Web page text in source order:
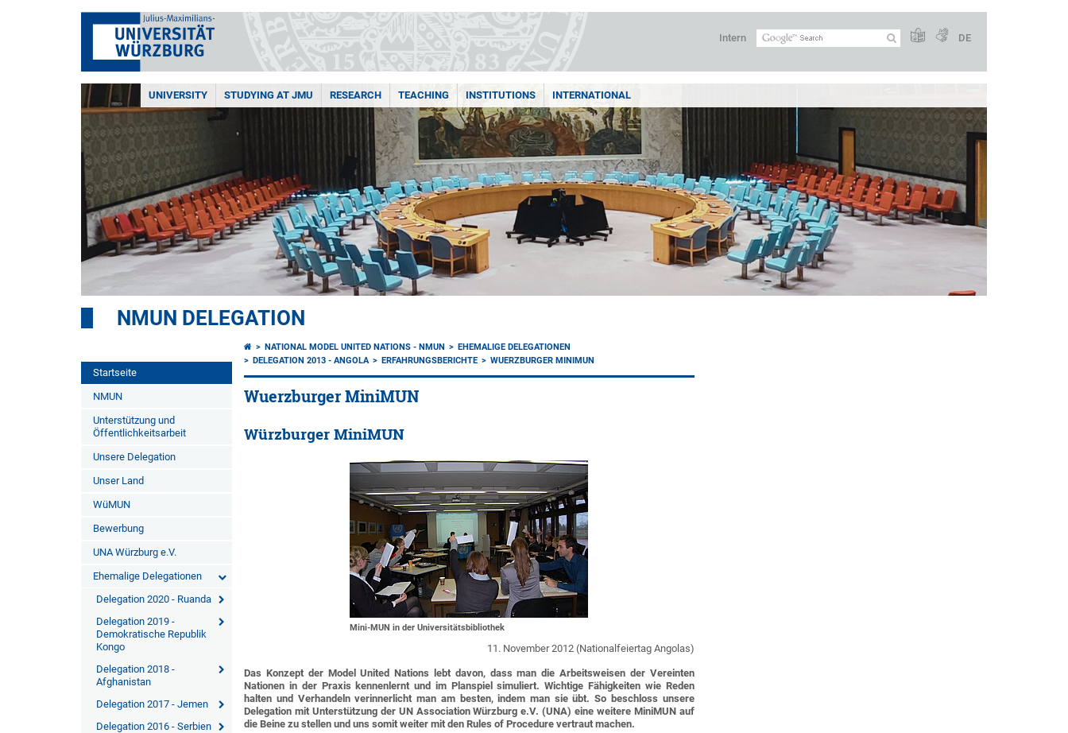
Intern DE
UNIVERSITY STUDYING AT JMU RESEARCH TEACHING INSTITUTIONS INTERNATIONAL
NMUN DELEGATION
Startseite
NMUN
Unterstützung und
Öffentlichkeitsarbeit
Unsere Delegation
Unser Land
WüMUN
Bewerbung
UNA Würzburg e.V.
Ehemalige Delegationen
Delegation 2020 - Ruanda
Delegation 2019 -
Demokratische Republik
Kongo
Delegation 2018 -
Afghanistan
Delegation 2017 - Jemen
Delegation 2016 - Serbien
NATIONAL MODEL UNITED NATIONS - NMUN
EHEMALIGE DELEGATIONEN
DELEGATION 2013 - ANGOLA
ERFAHRUNGSBERICHTE WUERZBURGER MINIMUN
Wuerzburger MiniMUN
Würzburger MiniMUN
Mini-MUN in der Universitätsbibliothek
11. November 2012 (Nationalfeiertag Angolas)
Das Konzept der Model United Nations lebt davon, dass man die Arbeitsweisen der Vereinten
Nationen in der Praxis kennenlernt und im Planspiel simuliert. Wichtige Fähigkeiten wie Reden
halten und Verhandeln verinnerlicht man am besten, indem man sie übt. So beschloss unsere
Delegation mit Unterstützung der UN Association Würzburg e.V. (UNA) eine weitere MiniMUN auf
die Beine zu stellen und uns somit weiter mit den Rules of Procedure vertraut machen.